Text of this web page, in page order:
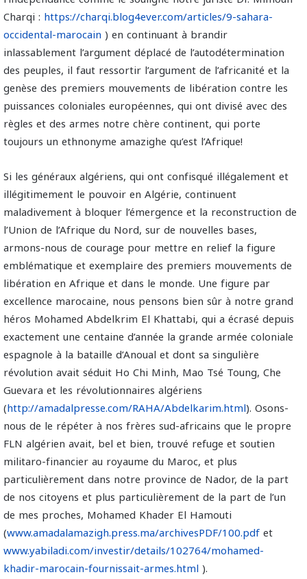
Charqi : https://charqi.blog4ever.com/articles/9-sahara-
occidental-marocain ) en continuant à brandir
inlassablement l’argument déplacé de l’autodétermination
des peuples, il faut ressortir l’argument de l’africanité et la
genèse des premiers mouvements de libération contre les
puissances coloniales européennes, qui ont divisé avec des
règles et des armes notre chère continent, qui porte
toujours un ethnonyme amazighe qu’est l’Afrique!
Si les généraux algériens, qui ont confisqué illégalement et
illégitimement le pouvoir en Algérie, continuent
maladivement à bloquer l’émergence et la reconstruction de
l’Union de l’Afrique du Nord, sur de nouvelles bases,
armons-nous de courage pour mettre en relief la figure
emblématique et exemplaire des premiers mouvements de
libération en Afrique et dans le monde. Une figure par
excellence marocaine, nous pensons bien sûr à notre grand
héros Mohamed Abdelkrim El Khattabi, qui a écrasé depuis
exactement une centaine d’année la grande armée coloniale
espagnole à la bataille d’Anoual et dont sa singulière
révolution avait séduit Ho Chi Minh, Mao Tsé Toung, Che
Guevara et les révolutionnaires algériens
(http://amadalpresse.com/RAHA/Abdelkarim.html). Osons-
nous de le répéter à nos frères sud-africains que le propre
FLN algérien avait, bel et bien, trouvé refuge et soutien
militaro-financier au royaume du Maroc, et plus
particulièrement dans notre province de Nador, de la part
de nos citoyens et plus particulièrement de la part de l’un
de mes proches, Mohamed Khader El Hamouti
(www.amadalamazigh.press.ma/archivesPDF/100.pdfet
www.yabiladi.com/investir/details/102764/mohamed-
khadir-marocain-fournissait-armes.html ).